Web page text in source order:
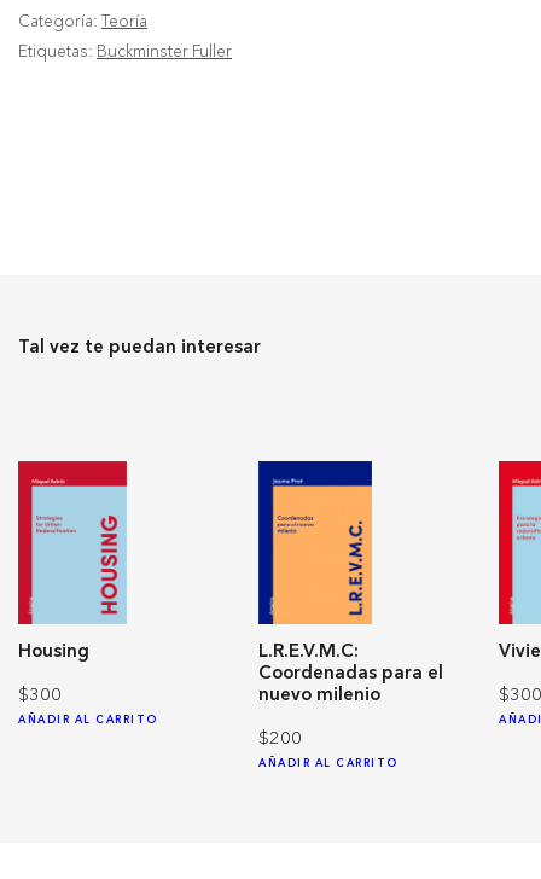
Categoría: Teoría
Etiquetas: Buckminster Fuller
Tal vez te puedan interesar
Housing
$300
AÑADIR AL CARRITO
L.R.E.V.M.C:
Coordenadas para el
nuevo milenio
$200
AÑADIR AL CARRITO
$300